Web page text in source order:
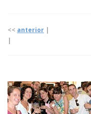
<< anterior